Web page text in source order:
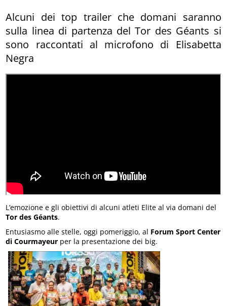
Alcuni dei top trailer che domani saranno
sulla linea di partenza del Tor des Géants si
sono raccontati al microfono di Elisabetta
Negra
L’emozione e gli obiettivi di alcuni atleti Elite al via domani del
Tor des Géants.
Entusiasmo alle stelle, oggi pomeriggio, al Forum Sport Center
di Courmayeur per la presentazione dei big.